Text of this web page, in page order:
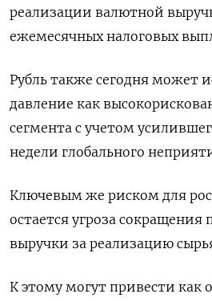
реализации валютной
ежемесячных налоговых
Рубль также сегодня может
давление как
сегмента с учетом
недели глобального
Ключевым же риском для
остается угроза сокращения
выручки за реализацию
К этому могут привести как